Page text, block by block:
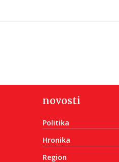
novosti
Politika
Hronika
Region